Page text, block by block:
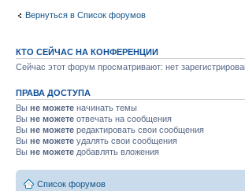
Вернуться в Список форумов
КТО СЕЙЧАС НА КОНФЕРЕНЦИИ
Сейчас этот форум просматривают: нет
ПРАВА ДОСТУПА
Вы не можете начинать темы
Вы не можете отвечать на сообщения
Вы не можете редактировать свои сообщения
Вы не можете удалять свои сообщения
Вы не можете добавлять вложения
Список форумов